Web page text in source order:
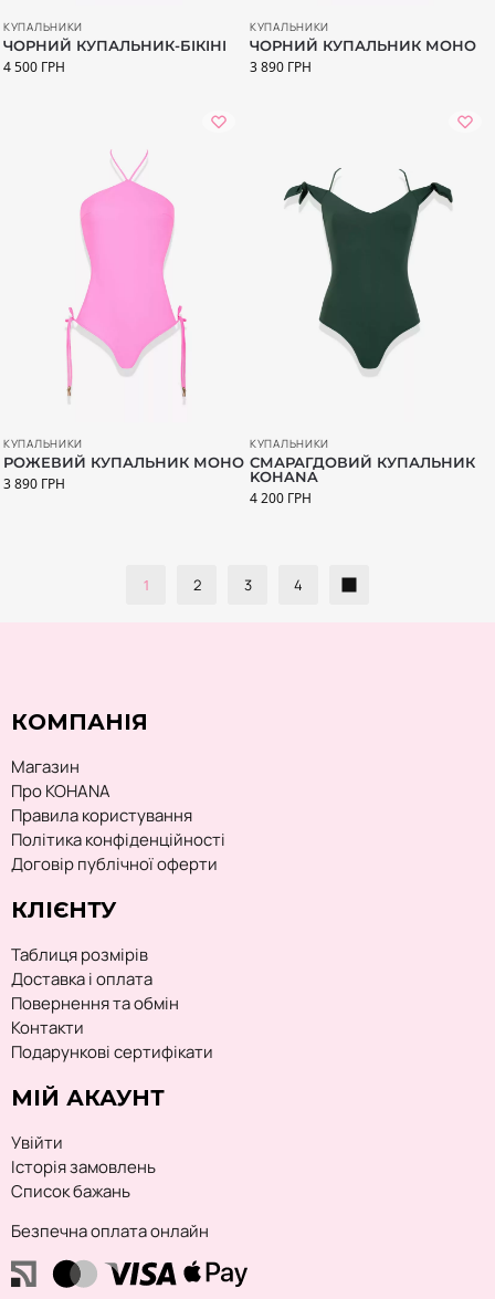
КУПАЛЬНИКИ
ЧОРНИЙ КУПАЛЬНИК-БІКІНІ
4 500 ГРН
КУПАЛЬНИКИ
ЧОРНИЙ КУПАЛЬНИК МОНО
3 890 ГРН
КУПАЛЬНИКИ
РОЖЕВИЙ КУПАЛЬНИК МОНО
3 890 ГРН
КУПАЛЬНИКИ
СМАРАГДОВИЙ КУПАЛЬНИК
KOHANA
4 200 ГРН
1 2 3 4
КОМПАНІЯ
Магазин
Про KOHANA
Правила користування
Політика конфіденційності
Договір публічної оферти
КЛІЄНТУ
Таблиця розмірів
Доставка і оплата
Повернення та обмін
Контакти
Подарункові сертифікати
МІЙ АКАУНТ
Увійти
Історія замовлень
Список бажань
Безпечна оплата онлайн